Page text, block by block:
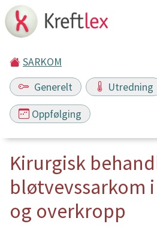
SARKOM
Generelt
Utredning
Oppfølging
Kirurgisk
bløtvevssarkom
og overkropp